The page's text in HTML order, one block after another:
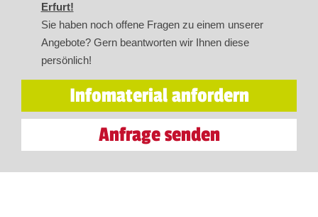
Erfurt!
Sie haben noch offene Fragen zu einem unserer
Angebote? Gern beantworten wir Ihnen diese
persönlich!
Infomaterial anfordern
Anfrage senden